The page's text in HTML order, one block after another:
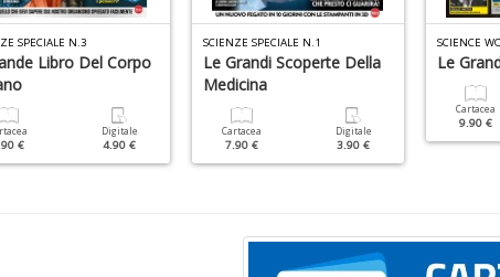
SPECIALE N.3
Libro Del Corpo
€
Digitale
4.90 €
SCIENZE SPECIALE N.1
Le Grandi Scoperte Della
Medicina
Cartacea
7.90 €
Digitale
3.90 €
Le
Cartacea
9.90 €